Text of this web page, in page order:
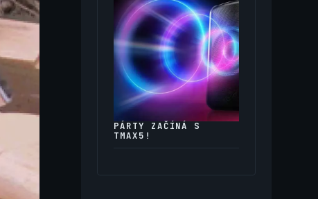
PÁRTY ZAČÍNÁ S
TMAX5!